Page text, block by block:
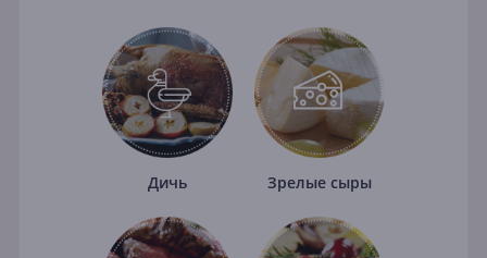
Дичь Зрелые сыры